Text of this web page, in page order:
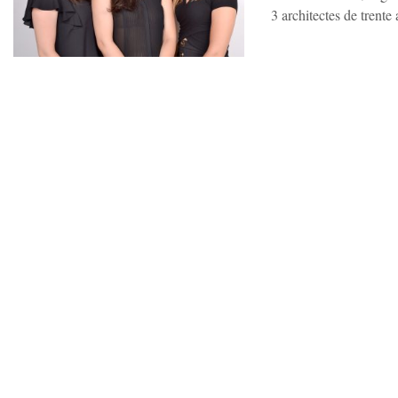
3 architectes de trente